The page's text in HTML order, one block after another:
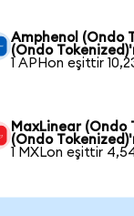
Amphenol (Ondo
(Ondo
1 APHon eşittir
MaxLinear (Ondo
(Ondo
1 MXLon eşittir